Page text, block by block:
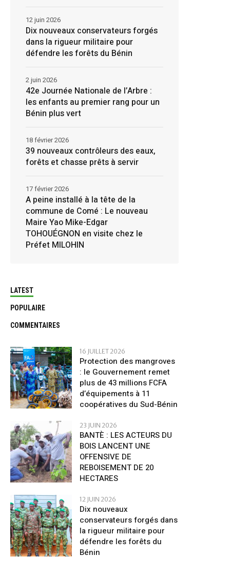
Dix nouveaux conservateurs forgés
dans la rigueur militaire pour
défendre les forêts du Bénin
12 juin 2026
42e Journée Nationale de l’Arbre :
les enfants au premier rang pour un
Bénin plus vert
2 juin 2026
39 nouveaux contrôleurs des eaux,
forêts et chasse prêts à servir
18 février 2026
A peine installé à la tête de la
commune de Comé : Le nouveau
Maire Yao Mike-Edgar
TOHOUÉGNON en visite chez le
Préfet MILOHIN
17 février 2026
LATEST
POPULAIRE
COMMENTAIRES
16 JUILLET 2026
Protection des mangroves
: le Gouvernement remet
plus de 43 millions FCFA
d’équipements à 11
coopératives du Sud-Bénin
23 JUIN 2026
BANTÈ : LES ACTEURS DU
BOIS LANCENT UNE
OFFENSIVE DE
REBOISEMENT DE 20
HECTARES
12 JUIN 2026
Dix nouveaux
conservateurs forgés dans
la rigueur militaire pour
défendre les forêts du
Bénin